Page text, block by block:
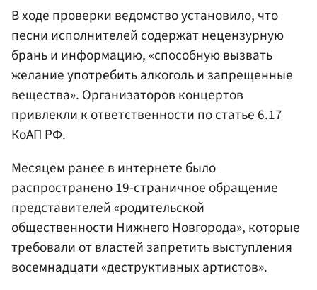
В ходе проверки ведомство установило, что
песни исполнителей содержат нецензурную
брань и информацию, «способную вызвать
желание употребить алкоголь и запрещенные
вещества». Организаторов концертов
привлекли к ответственности по статье 6.17
КоАП РФ.
Месяцем ранее в интернете было
распространено 19-страничное обращение
представителей «родительской
общественности Нижнего Новгорода», которые
требовали от властей запретить выступления
восемнадцати «деструктивных артистов».